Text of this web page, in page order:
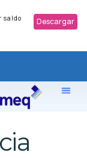
saldo
Descargar